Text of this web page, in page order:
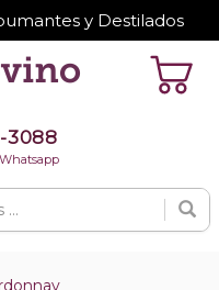
y Destilados
3088